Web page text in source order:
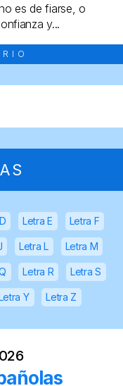
es de fiarse, o
y...
Letra E Letra F
Letra L Letra M
Letra R Letra S
Y Letra Z